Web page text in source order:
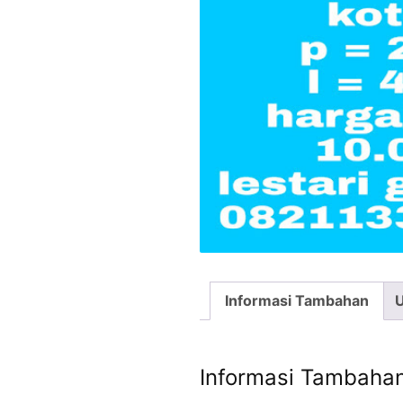
Informasi Tambahan
Informasi